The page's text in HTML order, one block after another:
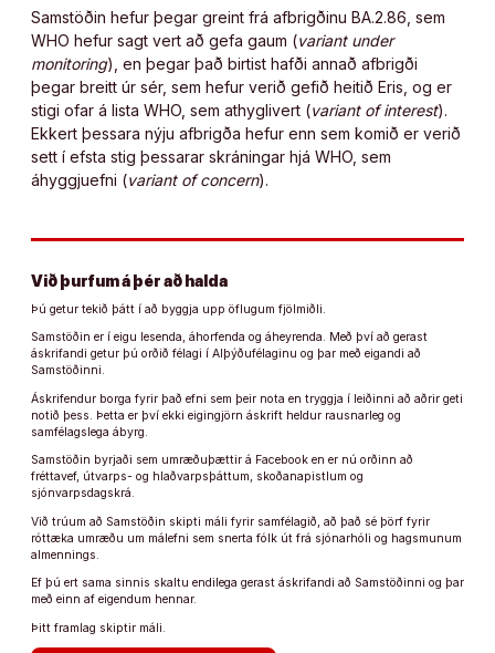
Samstöðin hefur þegar greint frá afbrigðinu BA.2.86, sem
WHO hefur sagt vert að gefa gaum (variant under
monitoring), en þegar það birtist hafði annað afbrigði
þegar breitt úr sér, sem hefur verið gefið heitið Eris, og er
stigi ofar á lista WHO, sem athyglivert (variant of interest).
Ekkert þessara nýju afbrigða hefur enn sem komið er verið
sett í efsta stig þessarar skráningar hjá WHO, sem
áhyggjuefni (variant of concern).
Við þurfum á þér að halda
Þú getur tekið þátt í að byggja upp öflugum fjölmiðli.
Samstöðin er í eigu lesenda, áhorfenda og áheyrenda. Með því að gerast
áskrifandi getur þú orðið félagi í Alþýðufélaginu og þar með eigandi að
Samstöðinni.
Áskrifendur borga fyrir það efni sem þeir nota en tryggja í leiðinni að aðrir geti
notið þess. Þetta er því ekki eigingjörn áskrift heldur rausnarleg og
samfélagslega ábyrg.
Samstöðin byrjaði sem umræðuþættir á Facebook en er nú orðinn að
fréttavef, útvarps- og hlaðvarpsþáttum, skoðanapistlum og
sjónvarpsdagskrá.
Við trúum að Samstöðin skipti máli fyrir samfélagið, að það sé þörf fyrir
róttæka umræðu um málefni sem snerta fólk út frá sjónarhóli og hagsmunum
almennings.
Ef þú ert sama sinnis skaltu endilega gerast áskrifandi að Samstöðinni og þar
með einn af eigendum hennar.
Þitt framlag skiptir máli.